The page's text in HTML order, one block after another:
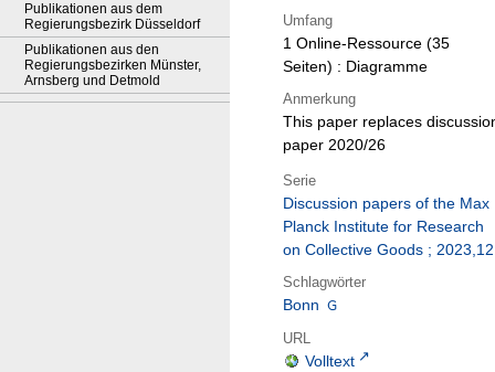
Publikationen aus dem
Regierungsbezirk Düsseldorf
Publikationen aus den
Regierungsbezirken Münster,
Arnsberg und Detmold
Umfang
1 Online-Ressource (35
Seiten) : Diagramme
Anmerkung
This paper replaces
paper 2020/26
Serie
Discussion papers of the Max
Planck Institute for Research
on Collective Goods ; 2023,12
Schlagwörter
Bonn
URL
Volltext